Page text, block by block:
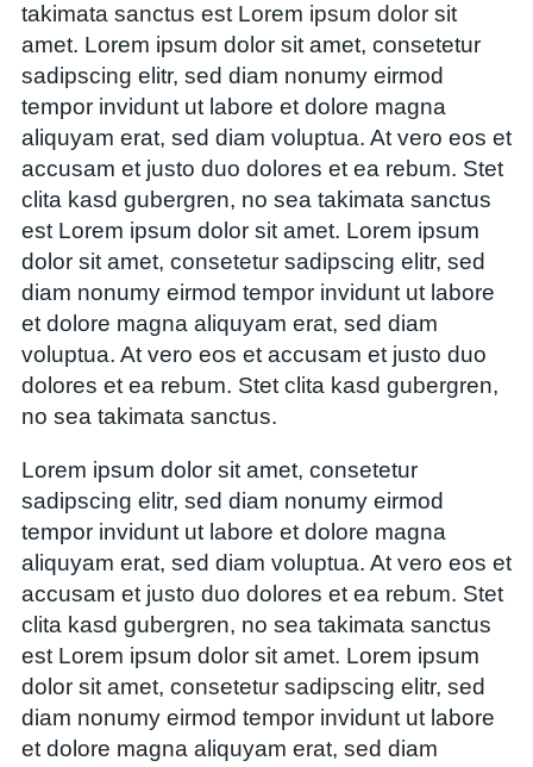
takimata sanctus est Lorem ipsum dolor sit
amet. Lorem ipsum dolor sit amet, consetetur
sadipscing elitr, sed diam nonumy eirmod
tempor invidunt ut labore et dolore magna
aliquyam erat, sed diam voluptua. At vero eos et
accusam et justo duo dolores et ea rebum. Stet
clita kasd gubergren, no sea takimata sanctus
est Lorem ipsum dolor sit amet. Lorem ipsum
dolor sit amet, consetetur sadipscing elitr, sed
diam nonumy eirmod tempor invidunt ut labore
et dolore magna aliquyam erat, sed diam
voluptua. At vero eos et accusam et justo duo
dolores et ea rebum. Stet clita kasd gubergren,
no sea takimata sanctus.
Lorem ipsum dolor sit amet, consetetur
sadipscing elitr, sed diam nonumy eirmod
tempor invidunt ut labore et dolore magna
aliquyam erat, sed diam voluptua. At vero eos et
accusam et justo duo dolores et ea rebum. Stet
clita kasd gubergren, no sea takimata sanctus
est Lorem ipsum dolor sit amet. Lorem ipsum
dolor sit amet, consetetur sadipscing elitr, sed
diam nonumy eirmod tempor invidunt ut labore
et dolore magna aliquyam erat, sed diam